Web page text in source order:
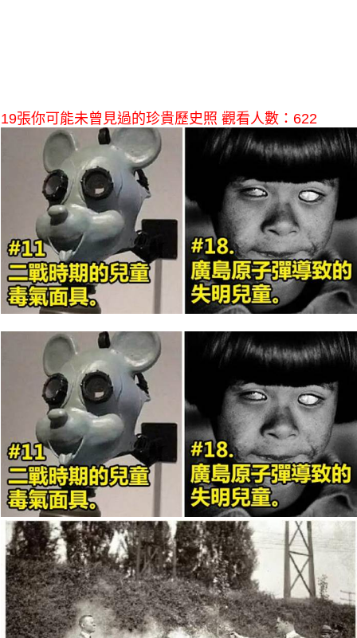
19張你可能未曾見過的珍貴歷史照 觀看人數：622